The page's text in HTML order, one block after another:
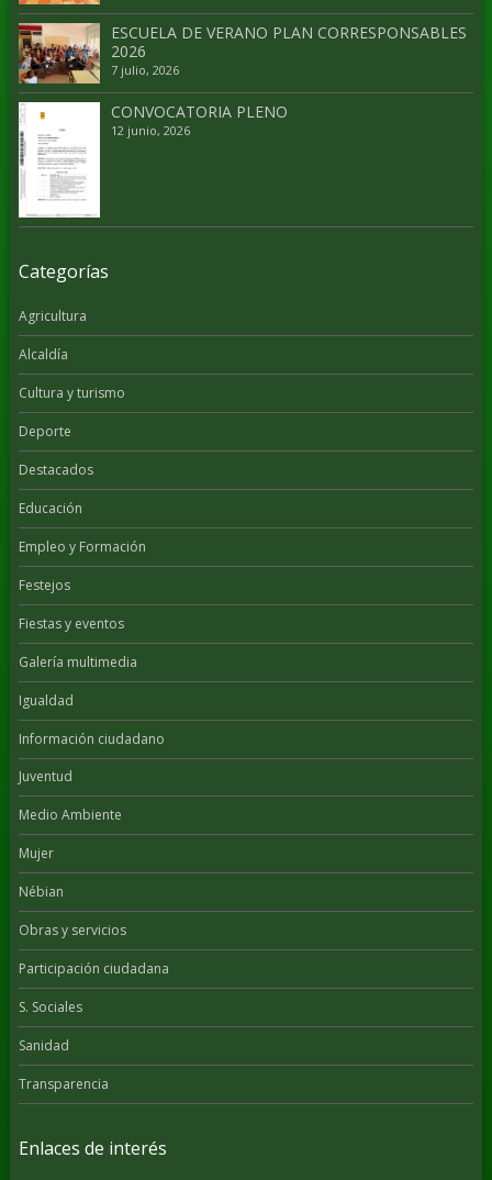
ESCUELA DE VERANO PLAN CORRESPONSABLES
2026
7 julio, 2026
CONVOCATORIA PLENO
12 junio, 2026
Categorías
Agricultura
Alcaldía
Cultura y turismo
Deporte
Destacados
Educación
Empleo y Formación
Festejos
Fiestas y eventos
Galería multimedia
Igualdad
Información ciudadano
Juventud
Medio Ambiente
Mujer
Nébian
Obras y servicios
Participación ciudadana
S. Sociales
Sanidad
Transparencia
Enlaces de interés